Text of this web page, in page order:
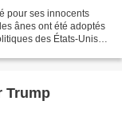
pour ses innocents
ânes ont été adoptés
des États-Unis :
Trump